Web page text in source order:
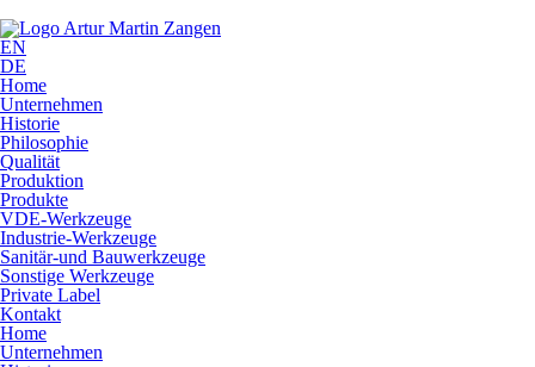
EN
DE
Home
Unternehmen
Historie
Philosophie
Qualität
Produktion
Produkte
VDE-Werkzeuge
Industrie-Werkzeuge
Sanitär-und Bauwerkzeuge
Sonstige Werkzeuge
Private Label
Kontakt
Home
Unternehmen